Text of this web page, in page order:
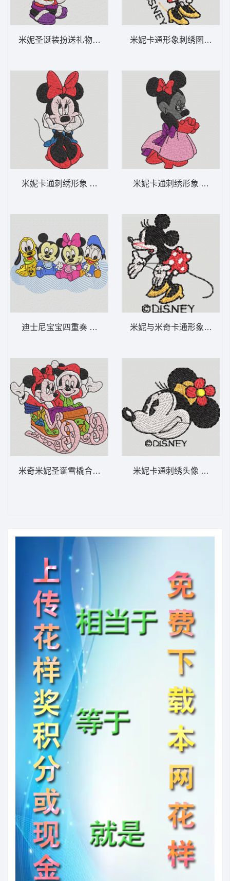
米妮圣诞装扮送礼物 米妮 64-DST格式
米妮卡通刺绣形象 米妮 63-DST格式
迪士尼宝宝四重奏 迪士尼宝贝-DST格式
米奇米妮圣诞雪橇合影 米奇和米妮 2-DST格
米妮卡通形象刺绣图案 米
米妮卡通刺绣形象 米妮
米妮与米奇卡通形象 米妮
米妮卡通刺绣头像 米妮